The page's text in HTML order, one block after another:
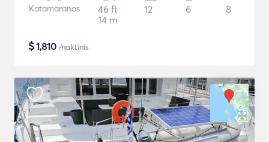
Katamaranas
46 ft
14 m
12 6 8
$1,810 /naktinis